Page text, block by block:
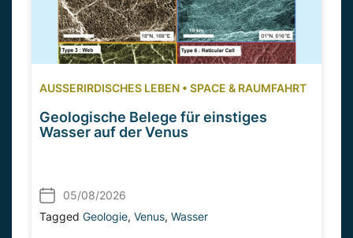
AUSSERIRDISCHES LEBEN • SPACE & RAUMFAHRT
Geologische Belege für einstiges
Wasser auf der Venus
05/08/2026
Tagged Geologie, Venus, Wasser